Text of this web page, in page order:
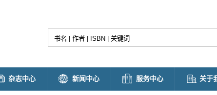
杂志中心 新闻中心 服务中心 关于